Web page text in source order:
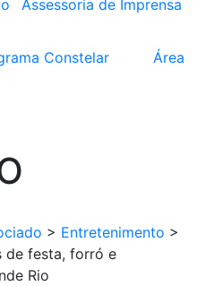
Assessoria de Imprensa
Constelar Área
> Entretenimento >
de festa, forró e
Rio